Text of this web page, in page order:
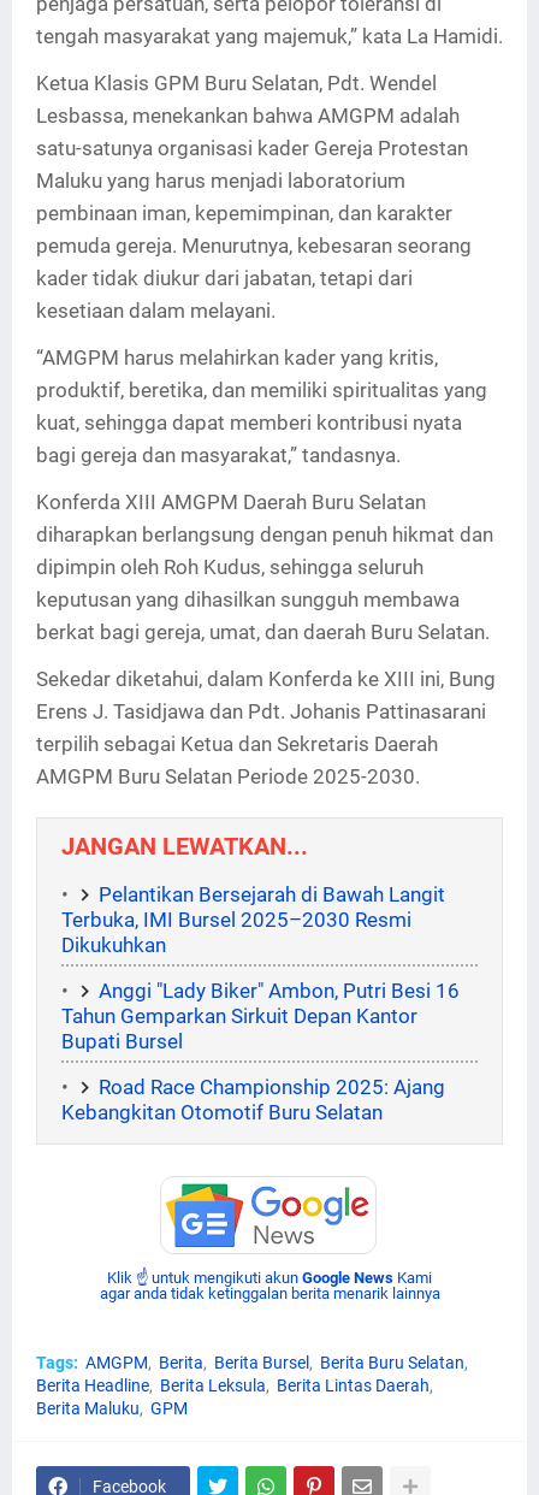
tengah masyarakat yang majemuk,” kata La Hamidi.
Ketua Klasis GPM Buru Selatan, Pdt. Wendel
Lesbassa, menekankan bahwa AMGPM adalah
satu-satunya organisasi kader Gereja Protestan
Maluku yang harus menjadi laboratorium
pembinaan iman, kepemimpinan, dan karakter
pemuda gereja. Menurutnya, kebesaran seorang
kader tidak diukur dari jabatan, tetapi dari
kesetiaan dalam melayani.
“AMGPM harus melahirkan kader yang kritis,
produktif, beretika, dan memiliki spiritualitas yang
kuat, sehingga dapat memberi kontribusi nyata
bagi gereja dan masyarakat,” tandasnya.
Konferda XIII AMGPM Daerah Buru Selatan
diharapkan berlangsung dengan penuh hikmat dan
dipimpin oleh Roh Kudus, sehingga seluruh
keputusan yang dihasilkan sungguh membawa
berkat bagi gereja, umat, dan daerah Buru Selatan.
Sekedar diketahui, dalam Konferda ke XIII ini, Bung
Erens J. Tasidjawa dan Pdt. Johanis Pattinasarani
terpilih sebagai Ketua dan Sekretaris Daerah
AMGPM Buru Selatan Periode 2025-2030.
JANGAN LEWATKAN...
Pelantikan Bersejarah di Bawah Langit
Terbuka, IMI Bursel 2025–2030 Resmi
Dikukuhkan
Anggi "Lady Biker" Ambon, Putri Besi 16
Tahun Gemparkan Sirkuit Depan Kantor
Bupati Bursel
Road Race Championship 2025: Ajang
Kebangkitan Otomotif Buru Selatan
Klik ☝ untuk mengikuti akun Google News Kami
agar anda tidak ketinggalan berita menarik lainnya
Tags: AMGPM Berita Berita Bursel
Berita Buru Selatan
Berita Headline
Berita Leksula
Berita Lintas Daerah
Berita Maluku
GPM
Facebook